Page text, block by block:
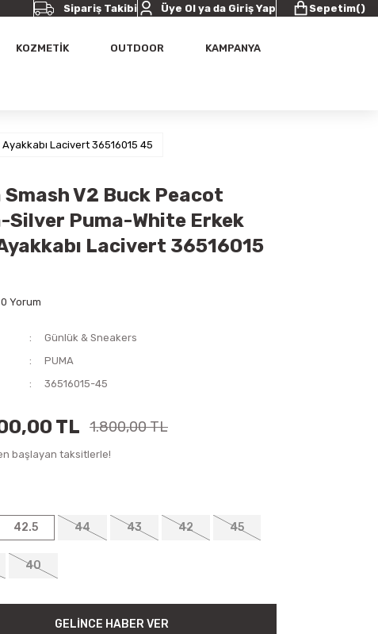
Sipariş Takibi Üye Ol ya da Giriş Yap Sepetim()
KOZMETİK OUTDOOR KAMPANYA
Lacivert 36516015 45
Smash V2 Buck Peacot
Silver Puma-White Erkek
Lacivert 36516015
Yorum
Günlük & Sneakers
PUMA
36516015-45
TL 1.800,00 TL
başlayan taksitlerle!
42.5 44 43 42 45
40
GELINCE HABER VER